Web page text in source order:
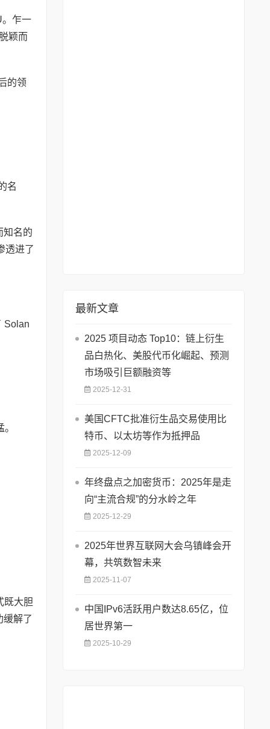
。乍一
颖而
的领
名
知名的
透进了
Solan
既大胆
缓解了
最新文章
2025 项目动态 Top10：链上衍生
品白热化、美股代币化崛起、预测
市场吸引巨额融资等
2025-12-31
美国CFTC批准衍生品交易使用比
特币、以太坊等作为抵押品
2025-12-09
年终盘点之加密货币：2025年是走
向“主流合规”的分水岭之年
2025-12-29
2025年世界互联网大会乌镇峰会开
幕，共筑数智未来
2025-11-07
中国IPv6活跃用户数达8.65亿，位
居世界第一
2025-10-29